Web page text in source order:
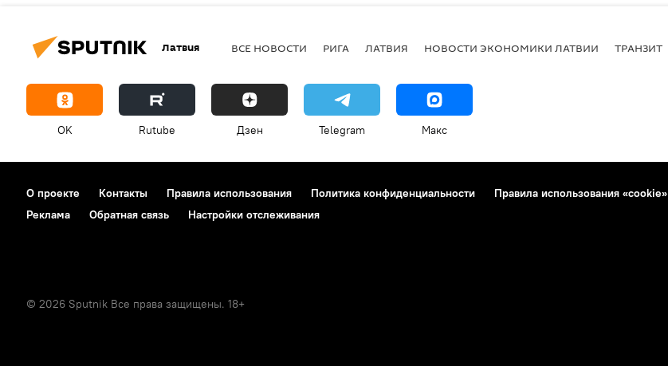
Латвия ВСЕ НОВОСТИ РИГА ЛАТВИЯ НОВОСТИ ЭКОНОМИКИ ЛАТВИИ ТРАНЗИТ
OK Rutube Дзен Telegram Макс
О проекте Контакты Правила использования Политика конфиденциальности Правила использования «cookie»
Реклама
Обратная связь Настройки отслеживания
© 2026 Sputnik Все права защищены. 18+